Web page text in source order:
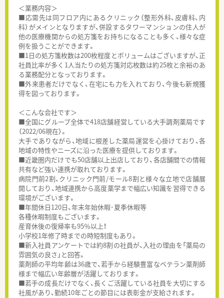
＜業務内容＞
■応需先は同フロア内にあるクリニック（整形外科、皮膚科、内
科）がメインとなりますが、併設するタワーマンションの住人が
他の医療機関からの処方箋をお持ちになることも多く、様々な症
例を扱うことができます。
■1日の処方箋枚数は200枚程度とボリュームはございますが、正
社員比率が多く1人当たりの処方箋対応枚数は約25枚と余裕のあ
る業務配分となっております。
■外来患者だけでなく、在宅にも力を入れており、今後も新規獲
得を図っております。
＜こんな会社です＞
■全国にグループ全体で418店舗経営している大手調剤薬局です
（2022/06現在）。
大手でありながら、地域に根差した薬局運営を心掛けており、各
地域の特性やニーズに沿った医療を提供しております。
■近畿圏内だけでも50店舗以上出店しており、各店舗間での情報
共有など強い連携が取れております。
病院門前2割、クリニック門前/モール8割と様々な立地で店舗展
開しており、地域連携から高度薬学まで幅広い知識を習得できる
環境がございます。
■年間休日120日、年末年始休暇･夏季休暇等
各種休暇制度もございます。
産育休後の復帰率も95％以上！
小学校1年修了時までの時短制度もあり。
■新入社員アンケートでは約8割の社員が、入社の理由を「薬局の
雰囲気の良さ」と回答。
薬剤師の平均年齢は36歳で、若手から経験豊富なベテラン薬剤師
様まで幅広い年齢層が活躍しております。
■若手の成長だけでなく、長くご活躍している社員を大切にする
社風があり、勤続10年ごとの節目には表彰金が支給されます。